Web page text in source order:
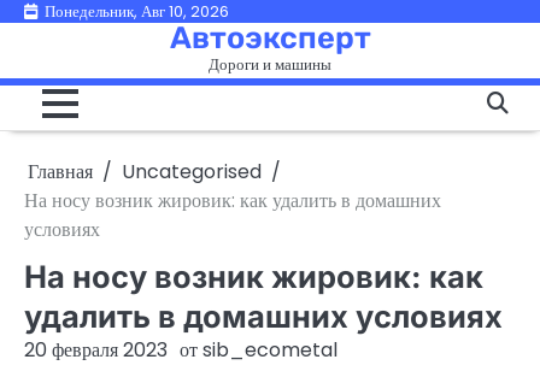
ПерейтиПонедельник, Авг 10, 2026
Автоэксперт
Дороги и машины
Главная
Uncategorised
На носу возник жировик: как удалить в домашних
условиях
На носу возник жировик: как
удалить в домашних условиях
20 февраля 2023 отsib_ecometal